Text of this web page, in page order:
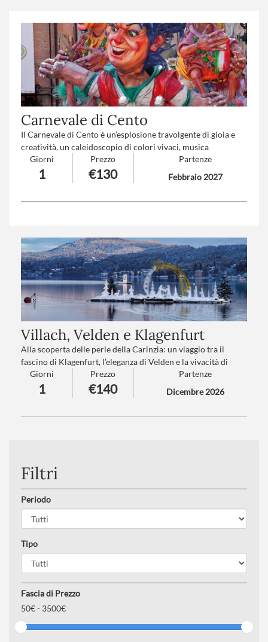
Carnevale di Cento
Il Carnevale di Cento è un’esplosione travolgente di gioia e
creatività, un caleidoscopio di colori vivaci, musica
coinvolgente e sorrisi contagiosi. Qui la tradizione prende
vita in forme sorprendenti, tra carri maestosi e travestimenti
fantasiosi, trasformando ogni cuore in un bambino che si
Trattamento*: Pranzo in ristorante
Giorni
1
Prezzo
€130
Partenze
Febbraio 2027
Villach, Velden e Klagenfurt
Alla scoperta delle perle della Carinzia: un viaggio tra il
fascino di Klagenfurt, l’eleganza di Velden e la vivacità di
Villach!
Numero partecipanti: minimo 20 - massimo 40
Giorni
1
Prezzo
€140
Partenze
Dicembre 2026
Filtri
Periodo
Tipo
Fascia di Prezzo
50€ - 3500€